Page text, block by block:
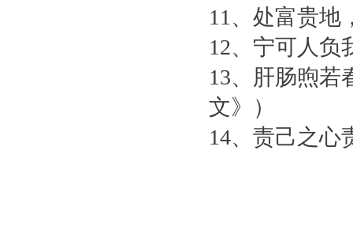
11、处富贵地
12、宁可人负
13、肝肠煦若
文》）
14、责己之心